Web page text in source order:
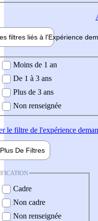
filtres liés à l'Expérience
demandée
Moins de 1 an
De 1 à 3 ans
Plus de 3 ans
Non renseignée
le filtre de l'expérience
Plus De Filtres
Cadre
Non cadre
Non renseignée